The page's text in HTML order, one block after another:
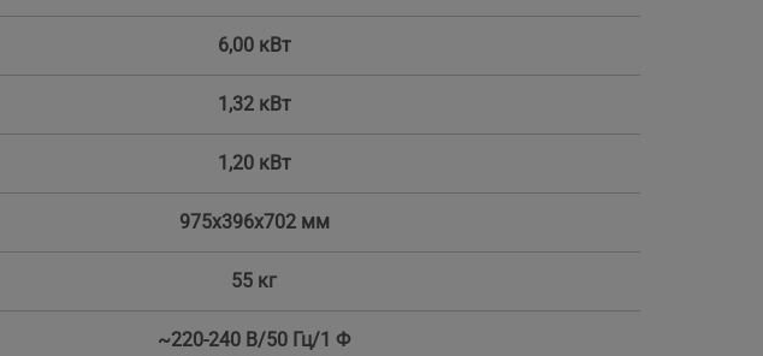
6,00 кВт
1,32 кВт
1,20 кВт
975x396x702 мм
55 кг
~220-240 В/50 Гц/1 Ф